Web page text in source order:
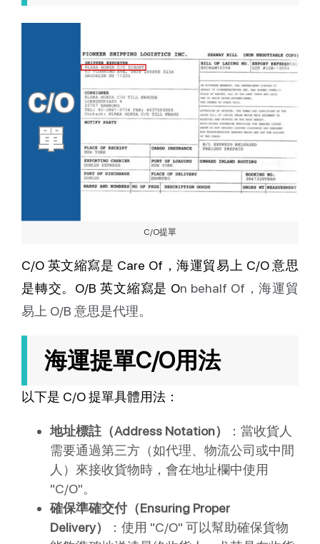
C/O提單
C/O 英文縮寫是 Care Of，海運貿易上 C/O 意思
是轉交。O/B 英文縮寫是 On behalf Of，海運貿
易上 O/B 意思是代理。
海運提單C/O用法
以下是 C/O 提單具體用法：
地址標註（Address Notation）
：當收貨人
需要通過第三方（如代理、物流公司或中間
人）來接收貨物時，會在地址欄中使用
"C/O"。
確保準確交付（Ensuring Proper
Delivery）
：使用 "C/O" 可以幫助確保貨物